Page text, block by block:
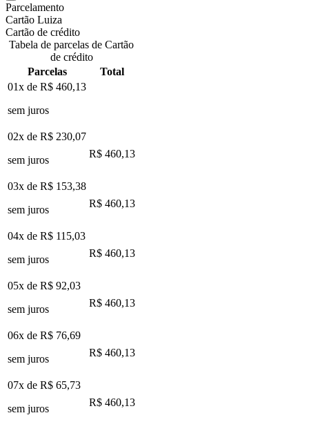
Parcelamento
Cartão Luiza
Cartão de crédito
Tabela de parcelas de Cartão
de crédito
Parcelas
Total
01x de R$ 460,13
sem juros
02x de R$ 230,07
sem juros
R$ 460,13
03x de R$ 153,38
sem juros
R$ 460,13
04x de R$ 115,03
sem juros
R$ 460,13
05x de R$ 92,03
sem juros
R$ 460,13
06x de R$ 76,69
sem juros
R$ 460,13
07x de R$ 65,73
sem juros
R$ 460,13